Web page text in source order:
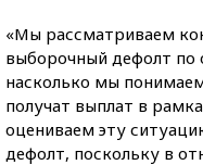
«Мы рассматриваем
выборочный дефолт по
насколько мы
получат выплат в
оцениваем эту
дефолт, поскольку в